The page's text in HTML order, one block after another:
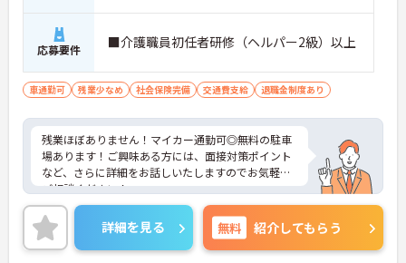
応募要件 ■介護職員初任者研修（ヘルパー2級）以上
車通勤可 残業少なめ 社会保険完備 交通費支給 退職金制度あり
残業ほぼありません！マイカー通勤可◎無料の駐車
場あります！ご興味ある方には、面接対策ポイント
など、さらに詳細をお話しいたしますのでお気軽に
ご相談ください！
詳細を見る 無料 紹介してもらう